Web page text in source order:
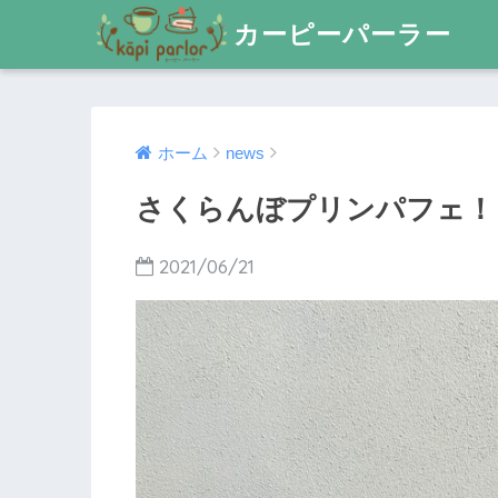
カーピーパーラー
ホーム news
さくらんぼプリンパフェ！
2021/06/21